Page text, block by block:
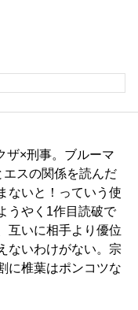
ザ×刑事。ブルーマ
スの関係を読んだ
ないと！っていう使
うやく1作目読破で
互いに相手より優位
ないわけがない。宗
に椎葉はポンコツな